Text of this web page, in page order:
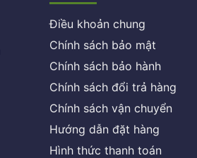
Điều khoản chung
Chính sách bảo mật
Chính sách bảo hành
Chính sách đổi trả hàng
Chính sách vận chuyển
Hướng dẫn đặt hàng
Hình thức thanh toán